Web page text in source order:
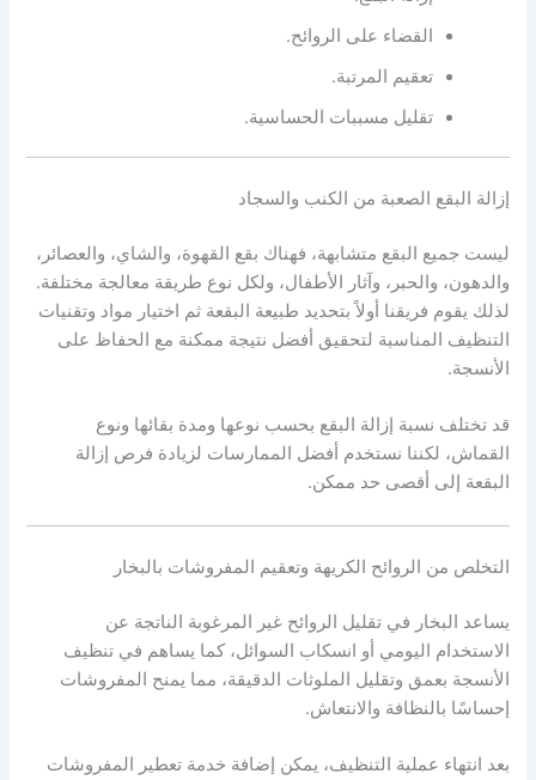
القضاء على الروائح.
تعقيم المرتبة.
تقليل مسببات الحساسية.
إزالة البقع الصعبة من الكنب والسجاد
ليست جميع البقع متشابهة، فهناك بقع القهوة، والشاي، والعصائر،
والدهون، والحبر، وآثار الأطفال، ولكل نوع طريقة معالجة مختلفة.
لذلك يقوم فريقنا أولاً بتحديد طبيعة البقعة ثم اختيار مواد وتقنيات
التنظيف المناسبة لتحقيق أفضل نتيجة ممكنة مع الحفاظ على
الأنسجة.
قد تختلف نسبة إزالة البقع بحسب نوعها ومدة بقائها ونوع
القماش، لكننا نستخدم أفضل الممارسات لزيادة فرص إزالة
البقعة إلى أقصى حد ممكن.
التخلص من الروائح الكريهة وتعقيم المفروشات بالبخار
يساعد البخار في تقليل الروائح غير المرغوبة الناتجة عن
الاستخدام اليومي أو انسكاب السوائل، كما يساهم في تنظيف
الأنسجة بعمق وتقليل الملوثات الدقيقة، مما يمنح المفروشات
إحساسًا بالنظافة والانتعاش.
بعد انتهاء عملية التنظيف، يمكن إضافة خدمة تعطير المفروشات